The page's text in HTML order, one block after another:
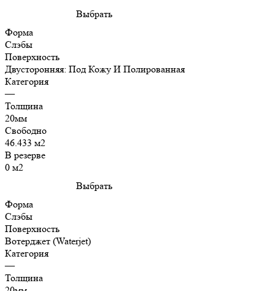
Выбрать
Форма
Слэбы
Поверхность
Двусторонняя: Под Кожу И Полированная
Категория
—
Толщина
20мм
Свободно
46.433 м2
В резерве
0 м2
Выбрать
Форма
Слэбы
Поверхность
Вотерджет (Waterjet)
Категория
—
Толщина